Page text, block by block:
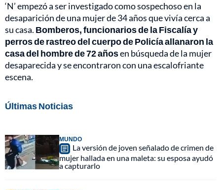
‘N’ empezó a ser investigado como sospechoso en la
desaparición de una mujer de 34 años que vivía cerca a
su casa. Bomberos, funcionarios de la Fiscalía y
perros de rastreo del cuerpo de Policía allanaron la
casa del hombre de 72 añosen búsqueda de la mujer
desaparecida y se encontraron con una escalofriante
escena.
Últimas Noticias
MUNDO
La versión de joven señalado de crimen de
mujer hallada en una maleta: su esposa ayudó
a capturarlo